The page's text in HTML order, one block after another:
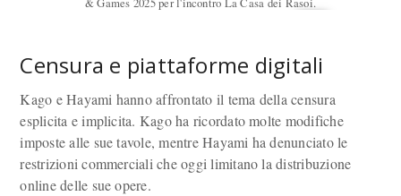
Censura e piattaforme digitali
Kago e Hayami hanno affrontato il tema della censura
esplicita e implicita. Kago ha ricordato molte modifiche
imposte alle sue tavole, mentre Hayami ha denunciato le
restrizioni commerciali che oggi limitano la distribuzione
online delle sue opere.